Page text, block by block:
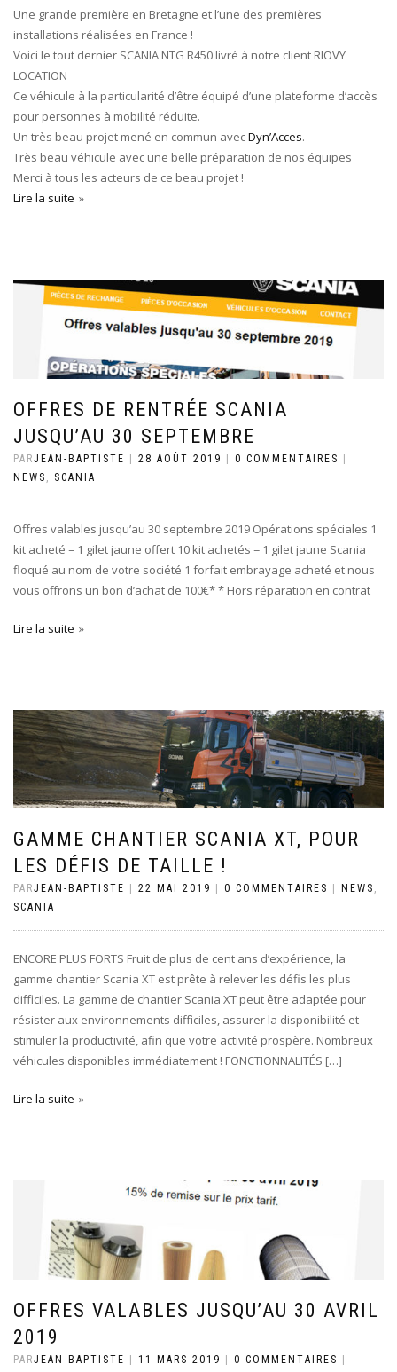
Une grande première en Bretagne et l’une des premières
installations réalisées en France !
Voici le tout dernier SCANIA NTG R450 livré à notre client RIOVY
LOCATION
Ce véhicule à la particularité d’être équipé d’une plateforme d’accès
pour personnes à mobilité réduite.
Un très beau projet mené en commun avecDyn’Acces.
Très beau véhicule avec une belle préparation de nos équipes
Merci à tous les acteurs de ce beau projet !
Lire la suite
OFFRES DE RENTRÉE SCANIA
JUSQU’AU 30 SEPTEMBRE
PARJEAN-BAPTISTE 28 AOÛT 2019 0 COMMENTAIRES
NEWS , SCANIA
Offres valables jusqu’au 30 septembre 2019 Opérations spéciales 1
kit acheté = 1 gilet jaune offert 10 kit achetés = 1 gilet jaune Scania
floqué au nom de votre société 1 forfait embrayage acheté et nous
vous offrons un bon d’achat de 100€* * Hors réparation en contrat
Lire la suite
GAMME CHANTIER SCANIA XT, POUR
LES DÉFIS DE TAILLE !
PARJEAN-BAPTISTE 22 MAI 2019 0 COMMENTAIRES NEWS ,
SCANIA
ENCORE PLUS FORTS Fruit de plus de cent ans d’expérience, la
gamme chantier Scania XT est prête à relever les défis les plus
difficiles. La gamme de chantier Scania XT peut être adaptée pour
résister aux environnements difficiles, assurer la disponibilité et
stimuler la productivité, afin que votre activité prospère. Nombreux
véhicules disponibles immédiatement ! FONCTIONNALITÉS […]
Lire la suite
OFFRES VALABLES JUSQU’AU 30 AVRIL
2019
PARJEAN-BAPTISTE | 11 MARS 2019 | 0 COMMENTAIRES |